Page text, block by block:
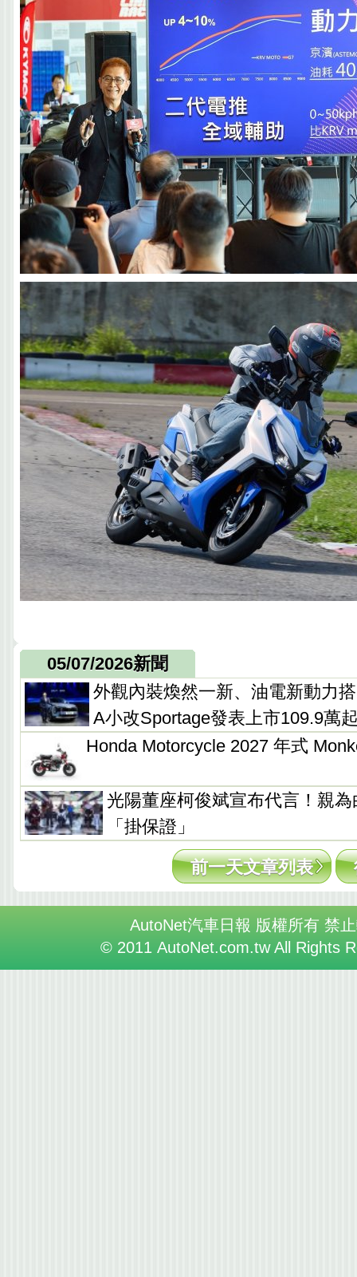
05/07/2026新聞
外觀內裝煥然一新、油電新動力
A小改Sportage發表上市109.9萬
Honda Motorcycle 2027 年式
光陽董座柯俊斌宣布代言！親
「掛保證」
前一天文章列表
AutoNet汽車日報 版權所有 禁
© 2011 AutoNet.com.tw All Rights